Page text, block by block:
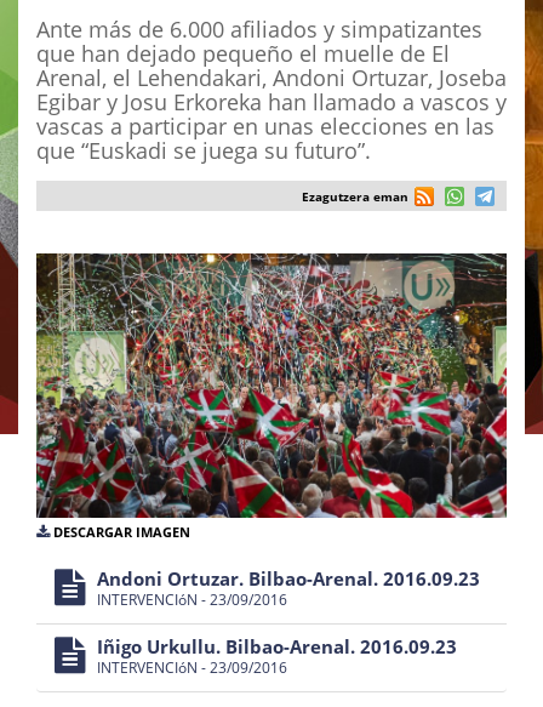
Ante más de 6.000 afiliados y simpatizantes
que han dejado pequeño el muelle de El
Arenal, el Lehendakari, Andoni Ortuzar, Joseba
Egibar y Josu Erkoreka han llamado a vascos y
vascas a participar en unas elecciones en las
que “Euskadi se juega su futuro”.
Ezagutzera eman
DESCARGAR IMAGEN
Andoni Ortuzar. Bilbao-Arenal. 2016.09.23
INTERVENCIóN - 23/09/2016
Iñigo Urkullu. Bilbao-Arenal. 2016.09.23
INTERVENCIóN - 23/09/2016